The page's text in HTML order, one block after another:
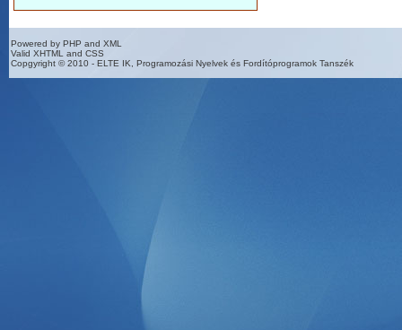
Powered by PHP and XML
Valid XHTML and CSS
Copgyright © 2010 - ELTE IK, Programozási Nyelvek és Fordítóprogramok Tanszék